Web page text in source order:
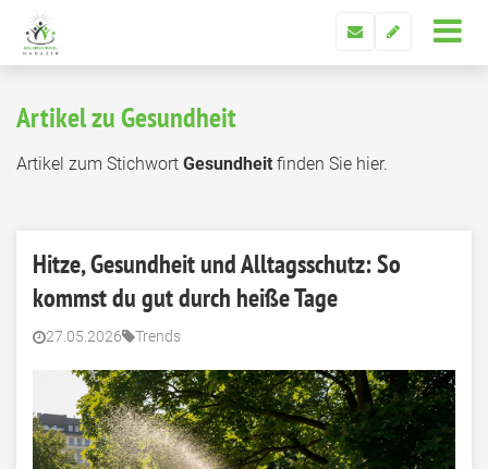
Artikel zu Gesundheit
Artikel zum Stichwort Gesundheit finden Sie hier.
Hitze, Gesundheit und Alltagsschutz: So
kommst du gut durch heiße Tage
27.05.2026 Trends